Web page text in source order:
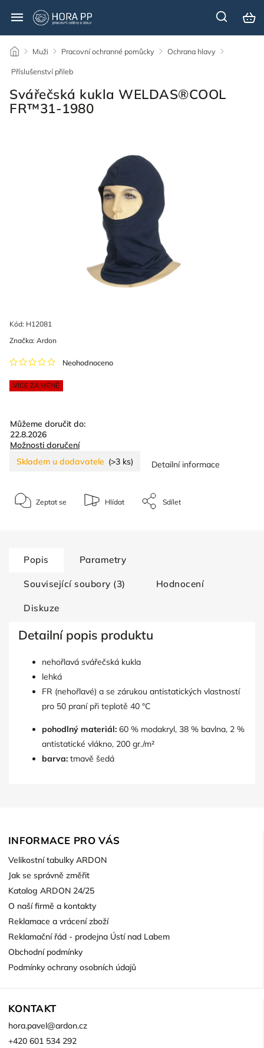
/ Muži / Pracovní ochranné pomůcky / Ochrana hlavy /
Příslušenství přileb
Svářečská kukla WELDAS®COOL
FR™31-1980
Kód: H12081
VÍCE ZA MÉNĚ
Neohodnoceno
Značka: Ardon
Můžeme doručit do:
22.8.2026
Možnosti doručení
Skladem u dodavatele (>3 ks) Detailní informace
Zeptat se Hlídat Sdílet
Popis Parametry
Související soubory (3) Hodnocení
Diskuze
Detailní popis produktu
nehořlavá svářečská kukla
lehká
FR (nehořlavé) a se zárukou antistatických vlastností
pro 50 praní při teplotě 40 °C
pohodlný materiál: 60 % modakryl, 38 % bavlna, 2 %
antistatické vlákno, 200 gr./m²
barva: tmavě šedá
INFORMACE PRO VÁS
Velikostní tabulky ARDON
Jak se správně změřit
Katalog ARDON 24/25
O naší firmě a kontakty
Reklamace a vrácení zboží
Reklamační řád - prodejna Ústí nad Labem
Obchodní podmínky
Podmínky ochrany osobních údajů
KONTAKT
hora.pavel@ardon.cz
+420 601 534 292